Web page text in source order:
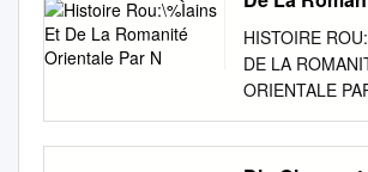
Tibiscum and
and in this
the barbarians
at Sirmium,
with two other
HISTOIRE
DE LA
ORIENTALE
PUBLIÉE
AUSPICES DE